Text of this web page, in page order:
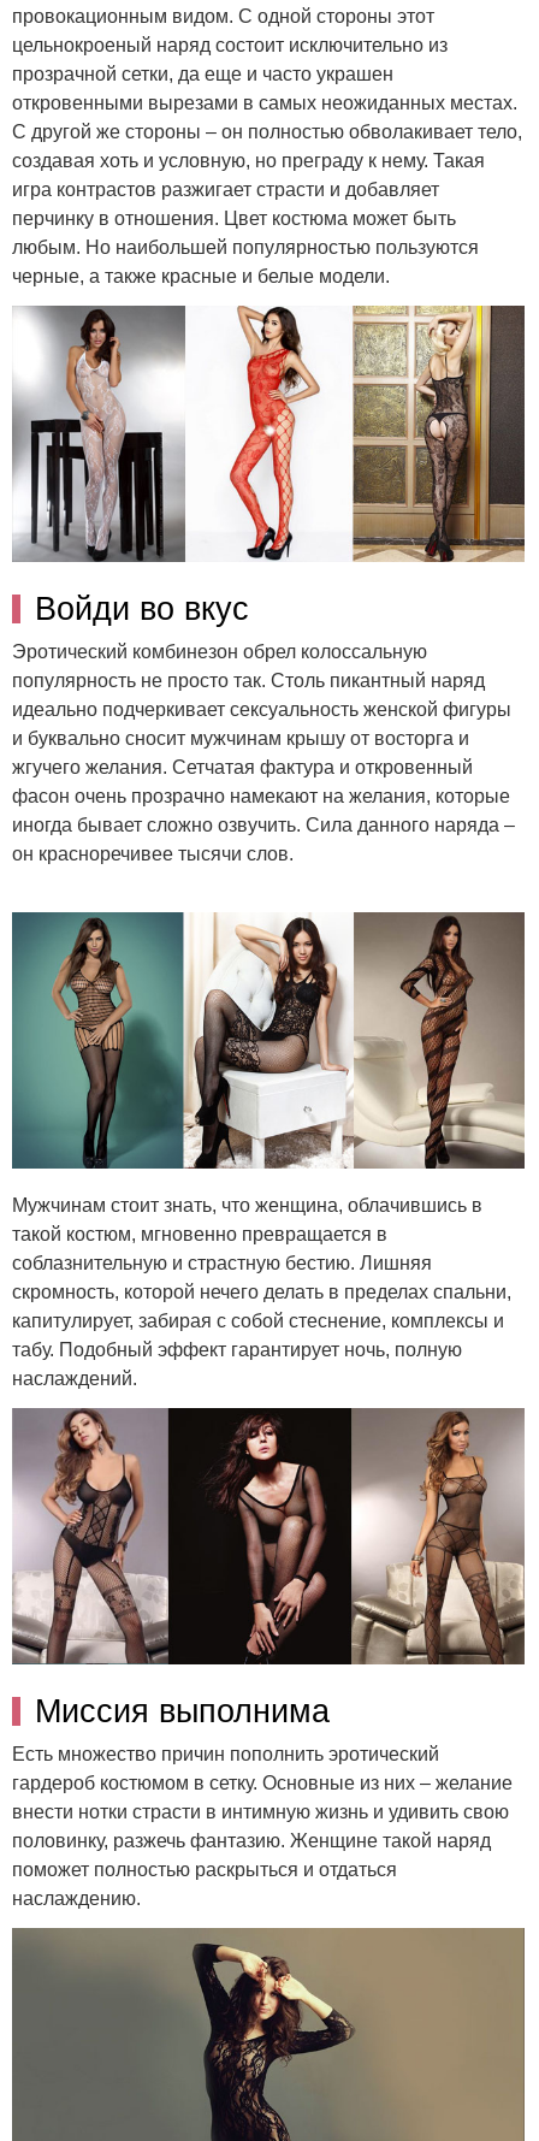
провокационным видом. С одной стороны этот
цельнокроеный наряд состоит исключительно из
прозрачной сетки, да еще и часто украшен
откровенными вырезами в самых неожиданных местах.
С другой же стороны – он полностью обволакивает тело,
создавая хоть и условную, но преграду к нему. Такая
игра контрастов разжигает страсти и добавляет
перчинку в отношения. Цвет костюма может быть
любым. Но наибольшей популярностью пользуются
черные, а также красные и белые модели.
Войди во вкус
Эротический комбинезон обрел колоссальную
популярность не просто так. Столь пикантный наряд
идеально подчеркивает сексуальность женской фигуры
и буквально сносит мужчинам крышу от восторга и
жгучего желания. Сетчатая фактура и откровенный
фасон очень прозрачно намекают на желания, которые
иногда бывает сложно озвучить. Сила данного наряда –
он красноречивее тысячи слов.
Мужчинам стоит знать, что женщина, облачившись в
такой костюм, мгновенно превращается в
соблазнительную и страстную бестию. Лишняя
скромность, которой нечего делать в пределах спальни,
капитулирует, забирая с собой стеснение, комплексы и
табу. Подобный эффект гарантирует ночь, полную
наслаждений.
Миссия выполнима
Есть множество причин пополнить эротический
гардероб костюмом в сетку. Основные из них – желание
внести нотки страсти в интимную жизнь и удивить свою
половинку, разжечь фантазию. Женщине такой наряд
поможет полностью раскрыться и отдаться
наслаждению.